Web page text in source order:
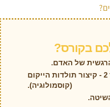
בקורס?
שיעור 2 - קיצור תולדות הייקום
(קוסמולוגיה).